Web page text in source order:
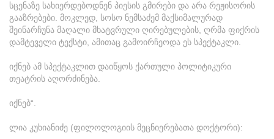
სცენაზე სახიერდებოდნენ პიესის გმირები და არა რეჟისორის
გააზრებები. მოკლედ, სოსო ნემსაძემ მაქსიმალურად
შეინარჩუნა მაღალი მხატვრული ღირებულების, ღრმა ფიქრის
დამტეველი ტექსტი, ამითაც გამოირჩეოდა ეს სპექტაკლი.
იქნებ ამ სპექტაკლით დაიწყოს ქართული პოლიტიკური
თეატრის აღორძინება.
იქნებ“.
ლია კუხიანიძე (ფილოლოგიის მეცნიერებათა დოქტორი):